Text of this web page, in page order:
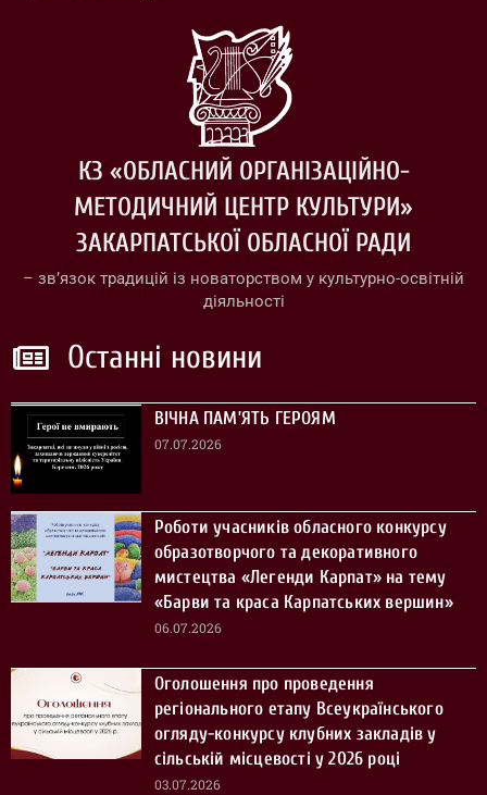
КЗ «ОБЛАСНИЙ ОРГАНІЗАЦІЙНО-
МЕТОДИЧНИЙ ЦЕНТР КУЛЬТУРИ»
ЗАКАРПАТСЬКОЇ ОБЛАСНОЇ РАДИ
– зв’язок традицій із новаторством у культурно-освітній
діяльності
Останні новини
ВІЧНА ПАМ’ЯТЬ ГЕРОЯМ
07.07.2026
Роботи учасників обласного конкурсу
образотворчого та декоративного
мистецтва «Легенди Карпат» на тему
«Барви та краса Карпатських вершин»
06.07.2026
Оголошення про проведення
регіонального етапу Всеукраїнського
огляду-конкурсу клубних закладів у
сільській місцевості у 2026 році
03.07.2026